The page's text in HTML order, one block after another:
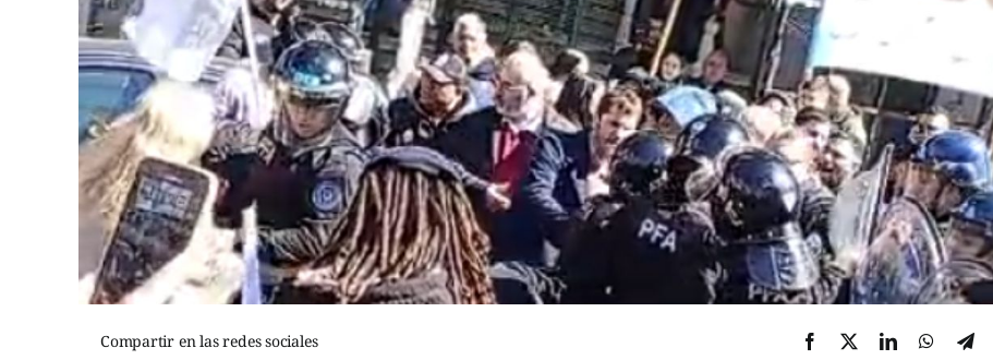
Compartir en las redes sociales